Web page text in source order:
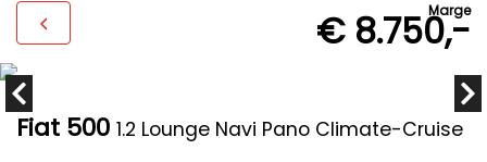
Marge
€ 8.750,-
Fiat 500 1.2 Lounge Navi Pano Climate-Cruise